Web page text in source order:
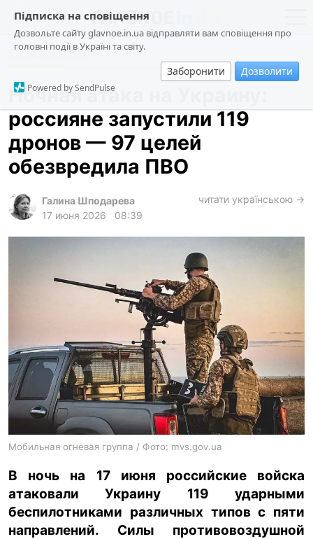
Підписка на сповіщення
Дозвольте сайту glavnoe.in.ua відправляти вам сповіщення про
головні події в Україні та світу.
Заборонити Дозволити
Powered by SendPulse
новости
о проекте
общество
происшествия
криминал
техно
харьков
архив
gambling
ru en
Общество
Ночная атака на Украину:
россияне запустили 119
дронов — 97 целей
обезвредила ПВО
Галина Шподарева
17 июня 2026
08:39
читати українською →
Мобильная огневая группа / Фото: mvs.gov.ua
В ночь на 17 июня российские войска
атаковали Украину 119 ударными
беспилотниками различных типов с пяти
направлений. Силы противовоздушной